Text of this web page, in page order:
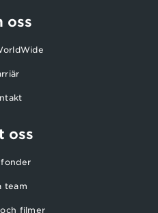
oss
oss
fonder
team
filmer